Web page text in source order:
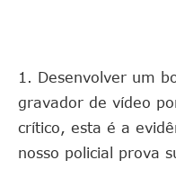
1. Desenvolver um
gravador de vídeo
crítico, esta é a
nosso policial prova